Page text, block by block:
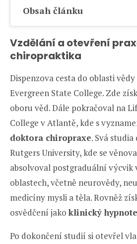
Obsah článku
Vzdělání a otevření
chiropraktika
Dispenzova cesta do oblasti
Evergreen State College. Zde
oboru věd. Dále pokračoval na
College v Atlantě, kde s
doktora chiropraxe. Svá
Rutgers University, kde se
absolvoval postgraduální výcvik
oblastech, včetně neurovědy,
medicíny mysli a těla. Rovněž
osvědčení jako klinický
Po dokončení studií si otevřel